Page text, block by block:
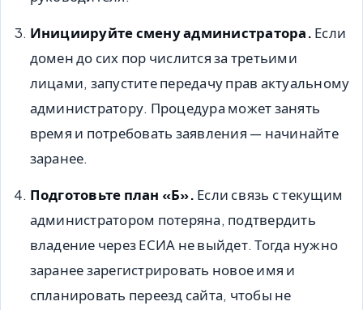
Инициируйте смену администратора. Если
домен до сих пор числится за третьими
лицами, запустите передачу прав актуальному
администратору. Процедура может занять
время и потребовать заявления — начинайте
заранее.
Подготовьте план «Б». Если связь с текущим
администратором потеряна, подтвердить
владение через ЕСИА не выйдет. Тогда нужно
заранее зарегистрировать новое имя и
спланировать переезд сайта, чтобы не